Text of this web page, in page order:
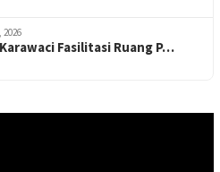
Fasilitasi Ruang P…